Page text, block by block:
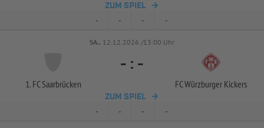
ZUM SPIEL
- - - -
SA.. 12.12.2026 /13:00 Uhr
1. FC Saarbrücken
- : -
FC Würzburger Kickers
ZUM SPIEL
- - - -